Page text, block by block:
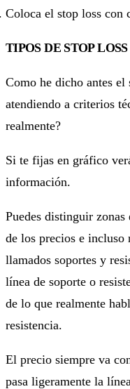
Coloca el stop loss con
TIPOS DE STOP LOSS
Como he dicho antes
atendiendo a criterios
realmente?
Si te fijas en gráfico
información.
Puedes distinguir zonas
de los precios e incluso
llamados soportes y
línea de soporte o
de lo que realmente
resistencia.
El precio siempre va
pasa ligeramente la